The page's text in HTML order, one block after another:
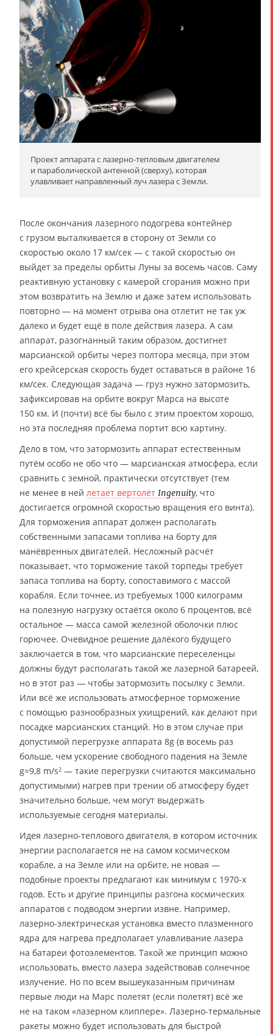
Проект аппарата с лазерно-тепловым двигателем
и параболической антенной (сверху), которая
улавливает направленный луч лазера с Земли.
После окончания лазерного подогрева контейнер
с грузом выталкивается в сторону от Земли со
скоростью около 17 км/сек — с такой скоростью он
выйдет за пределы орбиты Луны за восемь часов. Саму
реактивную установку с камерой сгорания можно при
этом возвратить на Землю и даже затем использовать
повторно — на момент отрыва она отлетит не так уж
далеко и будет ещё в поле действия лазера. А сам
аппарат, разогнанный таким образом, достигнет
марсианской орбиты через полтора месяца, при этом
его крейсерская скорость будет оставаться в районе 16
км/сек. Следующая задача — груз нужно затормозить,
зафиксировав на орбите вокруг Марса на высоте
150 км. И (почти) всё бы было с этим проектом хорошо,
но эта последняя проблема портит всю картину.
Дело в том, что затормозить аппарат естественным
путём особо не обо что — марсианская атмосфера, если
сравнить с земной, практически отсутствует (тем
не менее в ней летает вертолёт Ingenuity, что
достигается огромной скоростью вращения его винта).
Для торможения аппарат должен располагать
собственными запасами топлива на борту для
манёвренных двигателей. Несложный расчёт
показывает, что торможение такой торпеды требует
запаса топлива на борту, сопоставимого с массой
корабля. Если точнее, из требуемых 1000 килограмм
на полезную нагрузку остаётся около 6 процентов, всё
остальное — масса самой железной оболочки плюс
горючее. Очевидное решение далёкого будущего
заключается в том, что марсианские переселенцы
должны будут располагать такой же лазерной батареей,
но в этот раз — чтобы затормозить посылку с Земли.
Или всё же использовать атмосферное торможение
с помощью разнообразных ухищрений, как делают при
посадке марсианских станций. Но в этом случае при
допустимой перегрузке аппарата 8g (в восемь раз
больше, чем ускорение свободного падения на Земле
g=9,8 m/s2 — такие перегрузки считаются максимально
допустимыми) нагрев при трении об атмосферу будет
значительно больше, чем могут выдержать
используемые сегодня материалы.
Идея лазерно-теплового двигателя, в котором источник
энергии располагается не на самом космическом
корабле, а на Земле или на орбите, не новая —
подобные проекты предлагают как минимум с 1970-х
годов. Есть и другие принципы разгона космических
аппаратов с подводом энергии извне. Например,
лазерно-электрическая установка вместо плазменного
ядра для нагрева предполагает улавливание лазера
на батареи фотоэлементов. Такой же принцип можно
использовать, вместо лазера задействовав солнечное
излучение. Но по всем вышеуказанным причинам
первые люди на Марс полетят (если полетят) всё же
не на таком «лазерном клиппере». Лазерно-термальные
ракеты можно будет использовать для быстрой